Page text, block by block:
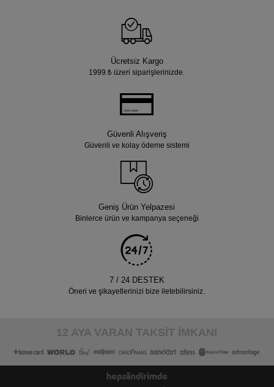
Ücretsiz Kargo
1999.₺ üzeri siparişlerinizde.
Güvenli Alışveriş
Güvenli ve kolay ödeme sistemi
Geniş Ürün Yelpazesi
Binlerce ürün ve kampanya seçeneği
7 / 24 DESTEK
Öneri ve şikayetlerinizi bize iletebilirsiniz.
12 AYA VARAN TAKSİT İMKANI